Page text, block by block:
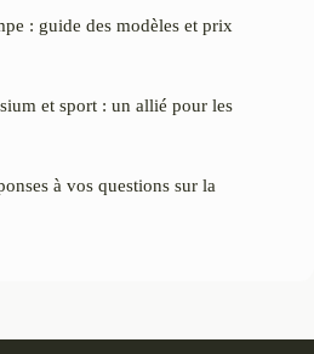
: guide des modèles et prix
et sport : un allié pour les
à vos questions sur la